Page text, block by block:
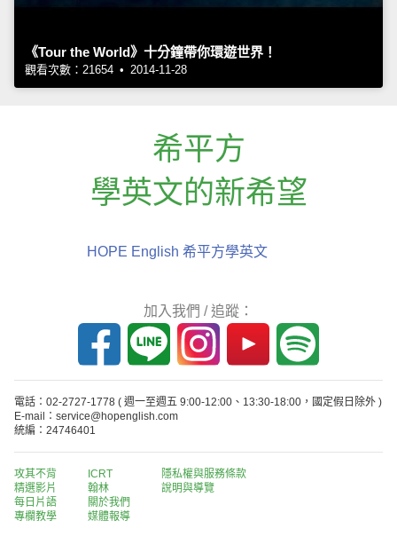
《Tour the World》十分鐘帶你環遊世界！
觀看次數：21654 • 2014-11-28
希平方
學英文的新希望
HOPE English 希平方學英文
加入我們 / 追蹤：
電話：02-2727-1778 ( 週一至週五 9:00-12:00、13:30-18:00，國定假日除外 )
E-mail：service@hopenglish.com
統編：24746401
攻其不背
精選影片
每日片語
專欄教學
ICRT
翰林
關於我們
媒體報導
隱私權與服務條款
說明與導覽